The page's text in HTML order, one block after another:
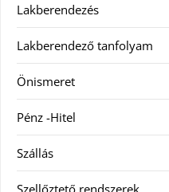
Lakberendezés
Lakberendező tanfolyam
Önismeret
Pénz -Hitel
Szállás
Szellőztető rendszerek